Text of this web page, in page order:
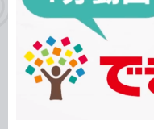
リ